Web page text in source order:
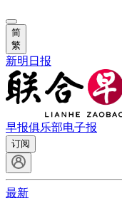
简
繁
新明日报
早报俱乐部电子报
订阅
最新